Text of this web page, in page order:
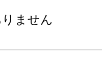
ません